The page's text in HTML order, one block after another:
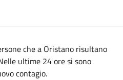
che a Oristano risultano
ultime 24 ore si sono
contagio.